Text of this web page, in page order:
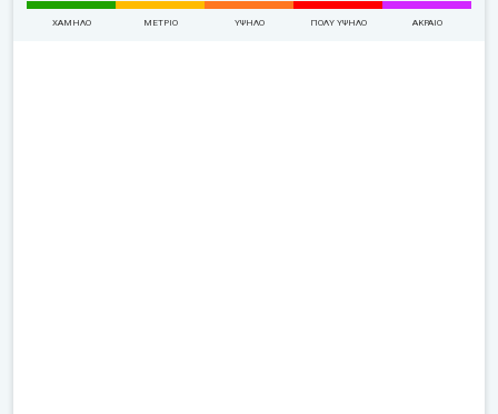
ΧΑΜΗΛΌ ΜΈΤΡΙΟ ΥΨΗΛΌ ΠΟΛΎ ΥΨΗΛΌ ΑΚΡΑΊΟ